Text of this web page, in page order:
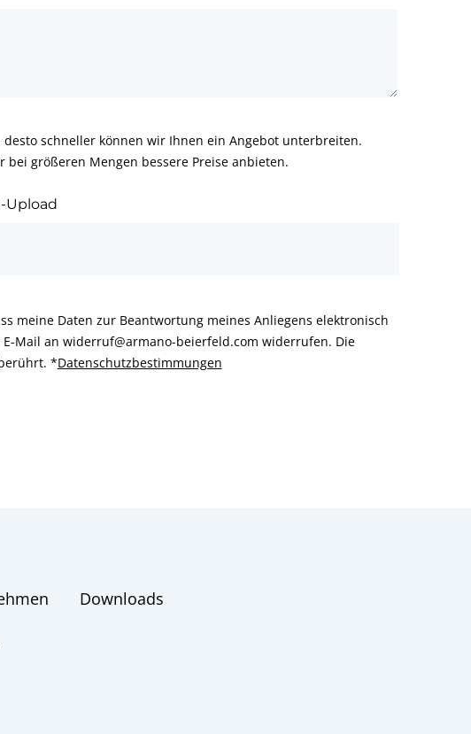
schneller können wir Ihnen ein Angebot unterbreiten.
bei größeren Mengen bessere Preise anbieten.
Upload
meine Daten zur Beantwortung meines Anliegens elektronisch
Mail an widerruf@armano-beierfeld.com widerrufen. Die
*Datenschutzbestimmungen
Downloads